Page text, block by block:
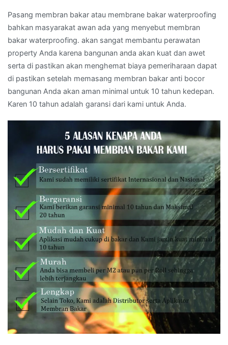
Pasang membran bakar atau membrane bakar waterproofing
bahkan masyarakat awan ada yang menyebut membran
bakar waterproofing. akan sangat membantu perawatan
property Anda karena bangunan anda akan kuat dan awet
serta di pastikan akan menghemat biaya pemeriharaan dapat
di pastikan setelah memasang membran bakar anti bocor
bangunan Anda akan aman minimal untuk 10 tahun kedepan.
Karen 10 tahun adalah garansi dari kami untuk Anda.